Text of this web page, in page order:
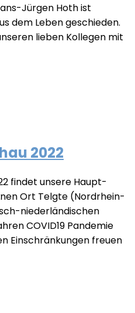
Jürgen Hoth ist
dem Leben geschieden.
lieben Kollegen mit
2022
findet unsere Haupt-
Ort Telgte (Nordrhein-
niederländischen
COVID19 Pandemie
Einschränkungen freuen